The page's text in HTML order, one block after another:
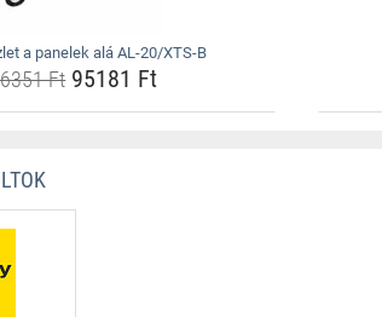
a panelek alá AL-20/XTS-B
Ft95181 Ft